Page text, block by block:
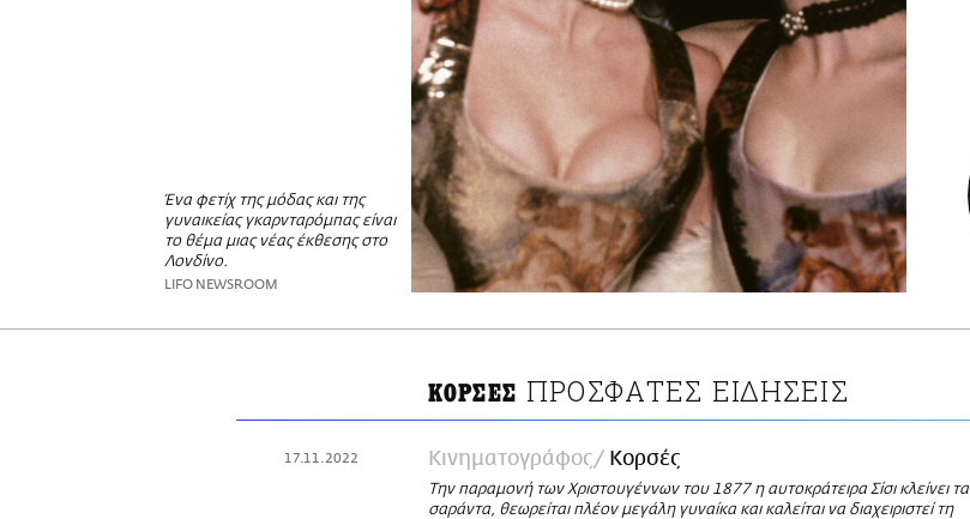
Ένα φετίχ της μόδας και της
γυναικείας γκαρνταρόμπας είναι
το θέμα μιας νέας έκθεσης στο
Λονδίνο.
LIFO NEWSROOM
ΚΟΡΣΕΣ ΠΡΟΣΦΑΤΕΣ ΕΙΔΗΣΕΙΣ
17.11.2022 Κινηματογράφος Κορσές
Την παραμονή των Χριστουγέννων του 1877 η αυτοκράτειρα Σίσι κλείνει τα
σαράντα, θεωρείται πλέον μεγάλη γυναίκα και καλείται να διαχειριστεί τη